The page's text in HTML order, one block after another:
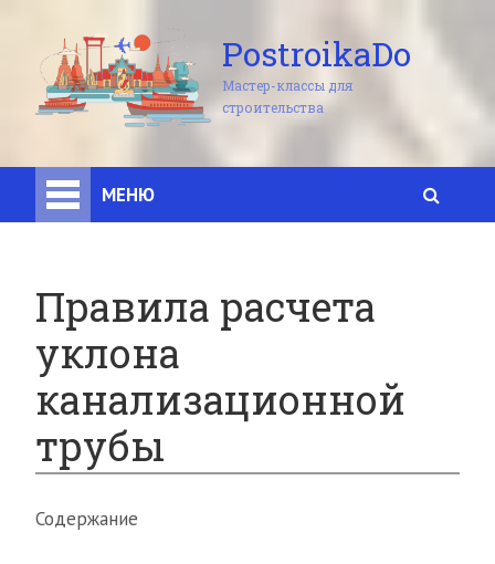
PostroikaDo
Мастер-классы для
строительства
МЕНЮ
Правила расчета
уклона
канализационной
трубы
Содержание